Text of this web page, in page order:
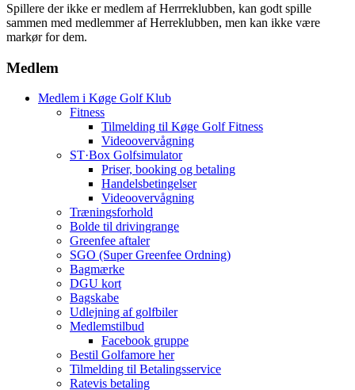
Spillere der ikke er medlem af Herrreklubben, kan godt spille
sammen med medlemmer af Herreklubben, men kan ikke være
markør for dem.
Medlem
Medlem i Køge Golf Klub
Fitness
Tilmelding til Køge Golf Fitness
Videoovervågning
ST·Box Golfsimulator
Priser, booking og betaling
Handelsbetingelser
Videoovervågning
Træningsforhold
Bolde til drivingrange
Greenfee aftaler
SGO (Super Greenfee Ordning)
Bagmærke
DGU kort
Bagskabe
Udlejning af golfbiler
Medlemstilbud
Facebook gruppe
Bestil Golfamore her
Tilmelding til Betalingsservice
Ratevis betaling